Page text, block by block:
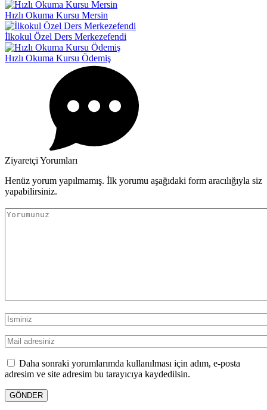
Hızlı Okuma Kursu Mersin
İlkokul Özel Ders Merkezefendi
Hızlı Okuma Kursu Ödemiş
Ziyaretçi Yorumları
Henüz yorum yapılmamış. İlk yorumu aşağıdaki form aracılığıyla siz
yapabilirsiniz.
Daha sonraki yorumlarımda kullanılması için adım, e-posta
adresim ve site adresim bu tarayıcıya kaydedilsin.